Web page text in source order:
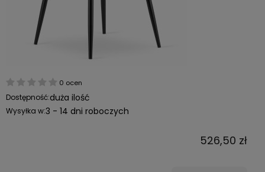
0 ocen
Dostępność:duża ilość
Wysyłka w:3 - 14 dni roboczych
526,50 zł